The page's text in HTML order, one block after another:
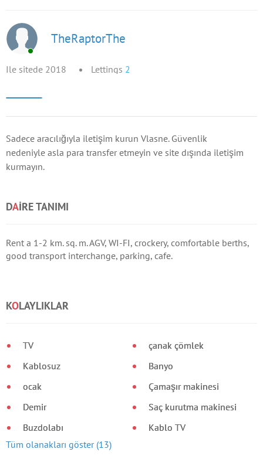
TheRaptorThe
Ile sitede 2018 Lettings 2
Sadece aracılığıyla iletişim kurun Vlasne. Güvenlik
nedeniyle asla para transfer etmeyin ve site dışında iletişim
kurmayın.
DAIRE TANIMI
Rent a 1-2 km. sq. m. AGV, WI-FI, crockery, comfortable berths,
good transport interchange, parking, cafe.
KOLAYLIKLAR
TV
Kablosuz
ocak
Demir
Buzdolabı
çanak çömlek
Banyo
Çamaşır makinesi
Saç kurutma makinesi
Kablo TV
Tüm olanakları göster (13)